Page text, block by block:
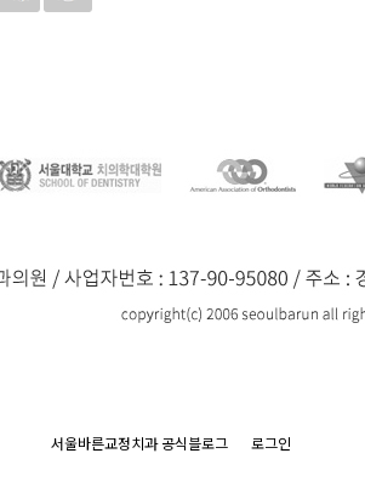
서울바른교정치과 공식블로그 로그인